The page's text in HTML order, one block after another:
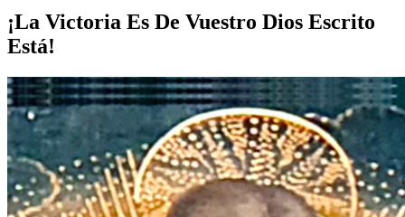
¡La Victoria Es De Vuestro Dios Escrito
Está!